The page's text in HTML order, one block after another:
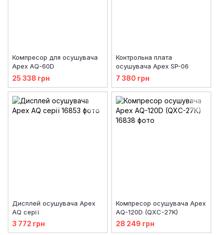
Компресор для осушувача
Apex AQ-60D
25 338 грн
Контрольна плата
осушувача Apex SP-06
7 380 грн
Дисплей осушувача Apex
AQ серії
3 772 грн
Компресор осушувача Apex
AQ-120D (QXC-27K)
28 249 грн